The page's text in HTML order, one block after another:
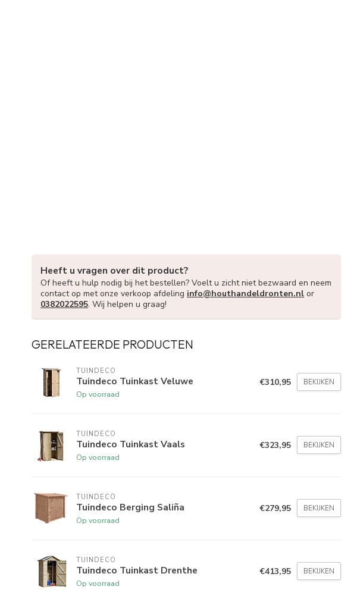
Heeft u vragen over dit product?
Of heeft u hulp nodig bij het bestellen? Voelt u zicht niet bezwaard en neem
contact op met onze verkoop afdeling info@houthandeldronten.nl or
0382022595. Wij helpen u graag!
GERELATEERDE PRODUCTEN
TUINDECO
Tuindeco Tuinkast Veluwe
Op voorraad
€310,95 BEKIJKEN
TUINDECO
Tuindeco Tuinkast Vaals
Op voorraad
€323,95 BEKIJKEN
TUINDECO
Tuindeco Berging Saliña
Op voorraad
€279,95 BEKIJKEN
TUINDECO
Tuindeco Tuinkast Drenthe
Op voorraad
€413,95 BEKIJKEN